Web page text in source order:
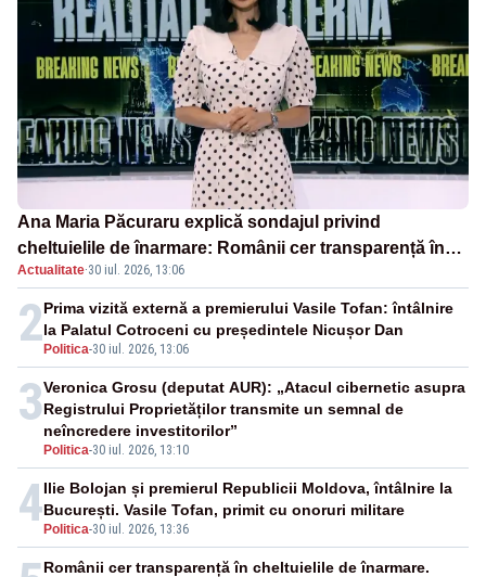
Ana Maria Păcuraru explică sondajul privind
cheltuielile de înarmare: Românii cer transparență în
achiziții și un echilibru între partenerii externi
Actualitate·30 iul. 2026, 13:06
2 Politica-30 iul. 2026, 13:06
Prima vizită externă a premierului Vasile Tofan: întâlnire
la Palatul Cotroceni cu președintele Nicușor Dan
3
Politica-30 iul. 2026, 13:10
Veronica Grosu (deputat AUR): „Atacul cibernetic asupra
Registrului Proprietăților transmite un semnal de
neîncredere investitorilor”
4 Politica-30 iul. 2026, 13:36
Ilie Bolojan și premierul Republicii Moldova, întâlnire la
București. Vasile Tofan, primit cu onoruri militare
Românii cer transparență în cheltuielile de înarmare.